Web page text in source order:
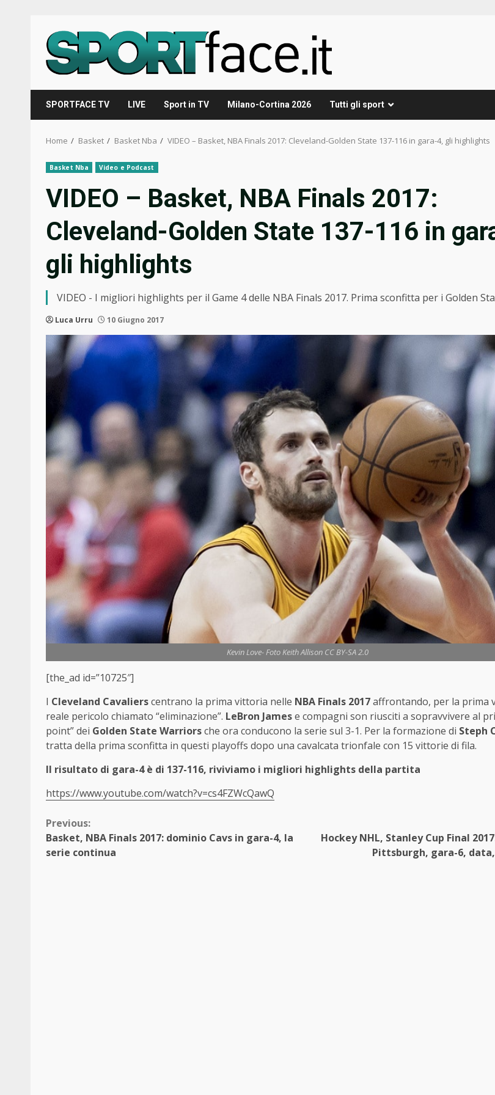
content
SPORTFACE TV LIVE Sport in TV Milano-Cortina 2026 Tutti gli sport
Home Basket Basket Nba VIDEO – Basket, NBA Finals 2017: Cleveland-Golden State 137-116 in gara-4, gli highlights
Basket Nba Video e Podcast
VIDEO – Basket, NBA Finals 2017:
Cleveland-Golden State 137-116 in
gli highlights
VIDEO - I migliori highlights per il Game 4 delle NBA Finals 2017. Prima sconfitta per i Golden
Luca Urru 10 Giugno 2017
Kevin Love- Foto Keith Allison CC BY-SA 2.0
[the_ad id=”10725″]
I Cleveland Cavalierscentrano la prima vittoria nelle NBA Finals 2017affrontando, per la prima
reale pericolo chiamato “eliminazione”. LeBron Jamese compagni son riusciti a sopravvivere al
point” dei Golden State Warriorsche ora conducono la serie sul 3-1. Per la formazione di Steph
tratta della prima sconfitta in questi playoffs dopo una cavalcata trionfale con 15 vittorie di fila.
Il risultato di gara-4 è di 137-116, riviviamo i migliori highlights della partita
https://www.youtube.com/watch?v=cs4FZWcQawQ
Continue
Reading
Previous:
Basket, NBA Finals 2017: dominio Cavs in gara-4, la
serie continua
Hockey NHL, Stanley Cup Final
Pittsburgh, gara-6,